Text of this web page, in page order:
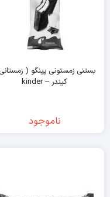
بستنی زمستونی پینگو (
کیندر – kinder
ناموجود